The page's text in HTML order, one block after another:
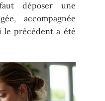
déposer une
accompagnée
le précédent a été